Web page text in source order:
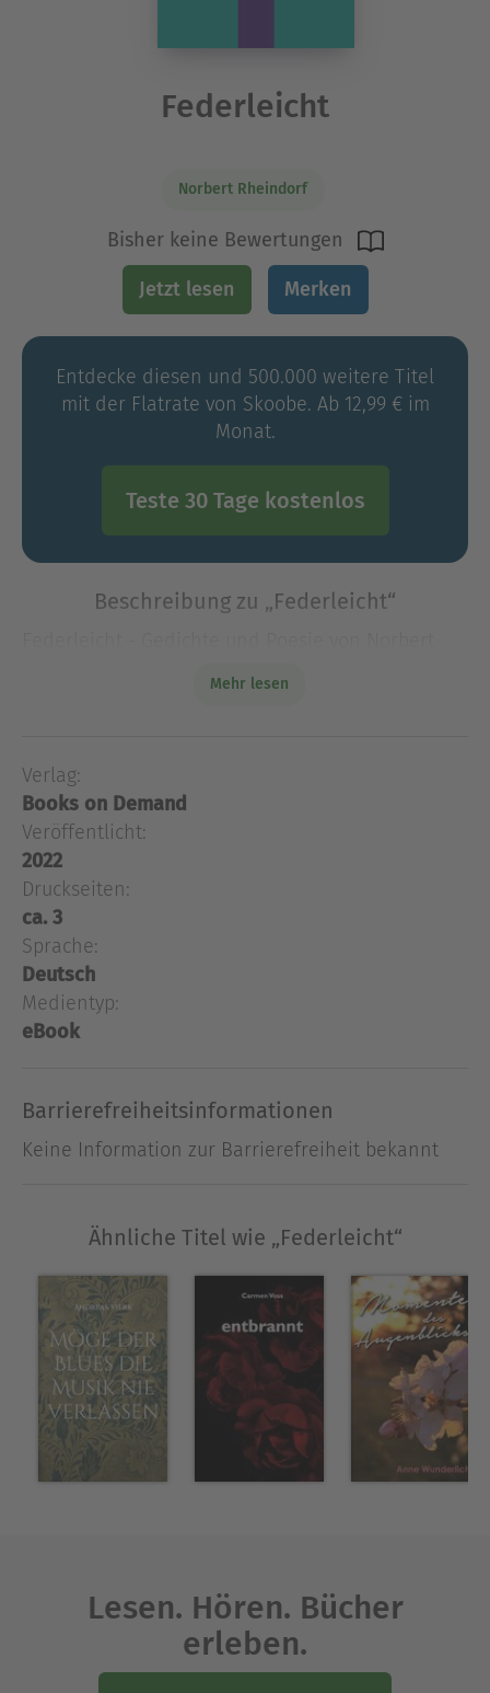
Federleicht
Norbert Rheindorf
Bisher keine Bewertungen
Jetzt lesen Merken
Entdecke diesen und 500.000 weitere Titel
mit der Flatrate von Skoobe. Ab 12,99 € im
Monat.
Teste 30 Tage kostenlos
Beschreibung zu „Federleicht“
Federleicht - Gedichte und Poesie von Norbert
Über Norbert Rheindorf
Norbert Rheindorf, *1969, gelernter
Naturwissenschaftler, lebt in Niederzissen.
Mehr lesen
Verlag:
Books on Demand
Veröffentlicht:
2022
Druckseiten:
ca. 3
Sprache:
Deutsch
Medientyp:
eBook
Barrierefreiheitsinformationen
Keine Information zur Barrierefreiheit bekannt
Ähnliche Titel wie „Federleicht“
Lesen. Hören. Bücher
erleben.